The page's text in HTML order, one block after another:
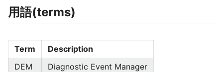
用語(terms)
Term
Description
DEM
Diagnostic Event Manager